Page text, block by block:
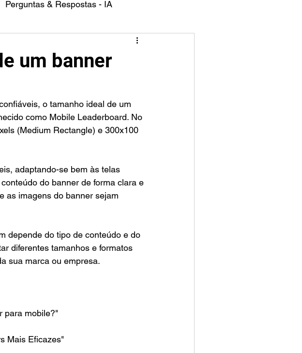
Perguntas & Respostas - IA
um banner
como Mobile Leaderboard. No
(Medium Rectangle) e 300x100
adaptando-se bem às telas
do banner de forma clara e
as imagens do banner sejam
depende do tipo de conteúdo e do
diferentes tamanhos e formatos
sua marca ou empresa.
para mobile?"
Mais Eficazes"